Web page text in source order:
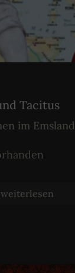
Tacitus
im Emsland
weiterlesen